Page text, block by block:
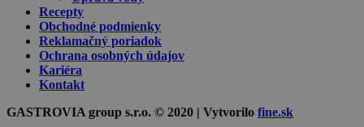
Recepty
Obchodné podmienky
Reklamačný poriadok
Ochrana osobných údajov
Kariéra
Kontakt
GASTROVIA group s.r.o. © 2020 | Vytvorilo fine.sk